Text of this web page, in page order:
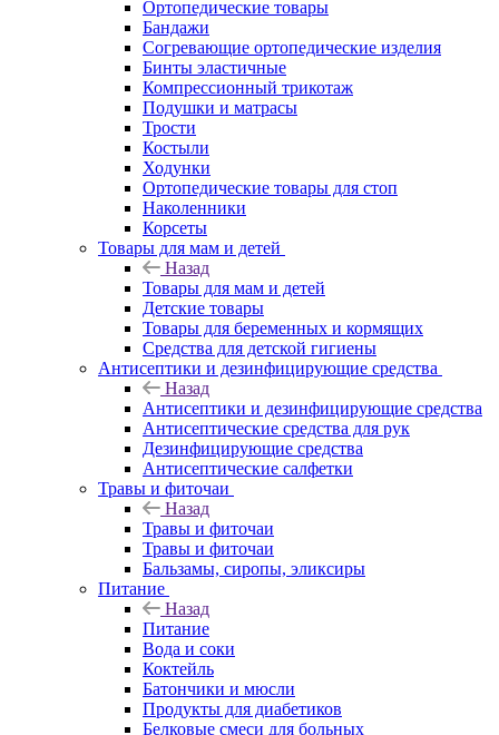
Ортопедические товары
Бандажи
Согревающие ортопедические изделия
Бинты эластичные
Компрессионный трикотаж
Подушки и матрасы
Трости
Костыли
Ходунки
Ортопедические товары для стоп
Наколенники
Корсеты
Товары для мам и детей
Назад
Товары для мам и детей
Детские товары
Товары для беременных и кормящих
Средства для детской гигиены
Антисептики и дезинфицирующие средства
Назад
Антисептики и дезинфицирующие средства
Антисептические средства для рук
Дезинфицирующие средства
Антисептические салфетки
Травы и фиточаи
Назад
Травы и фиточаи
Травы и фиточаи
Бальзамы, сиропы, эликсиры
Питание
Назад
Питание
Вода и соки
Коктейль
Батончики и мюсли
Продукты для диабетиков
Белковые смеси для больных